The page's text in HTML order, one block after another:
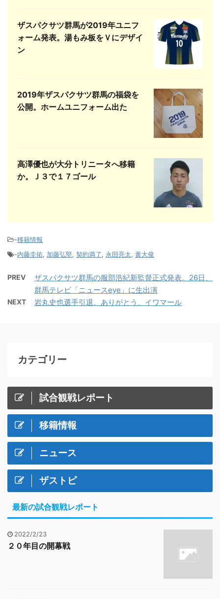
ザスパクサツ群馬が2019年ユニフ
ォーム発表。湯もみ板をＶにデザイ
ン
2019年ザスパクサツ群馬の福袋を
公開。ホームユニフォーム出た
高澤優也が大分トリニータへ移籍
か。Ｊ３で１７ゴール
-移籍情報
-内藤圭佑, 加藤弘堅, 契約満了, 永田亮太, 黄大俊
PREV
ザスパクサツ群馬の服部浩紀新監督正式発表。26日、
群馬テレビ「ニュースeye」に生出演
NEXT 岩丸史也選手引退。ありがとう、イワマール
カテゴリー
試合観戦レポート
移籍情報
ニュース
ザストピ
最新の試合観戦レポート
2022/2/23
２０年目の開幕戦